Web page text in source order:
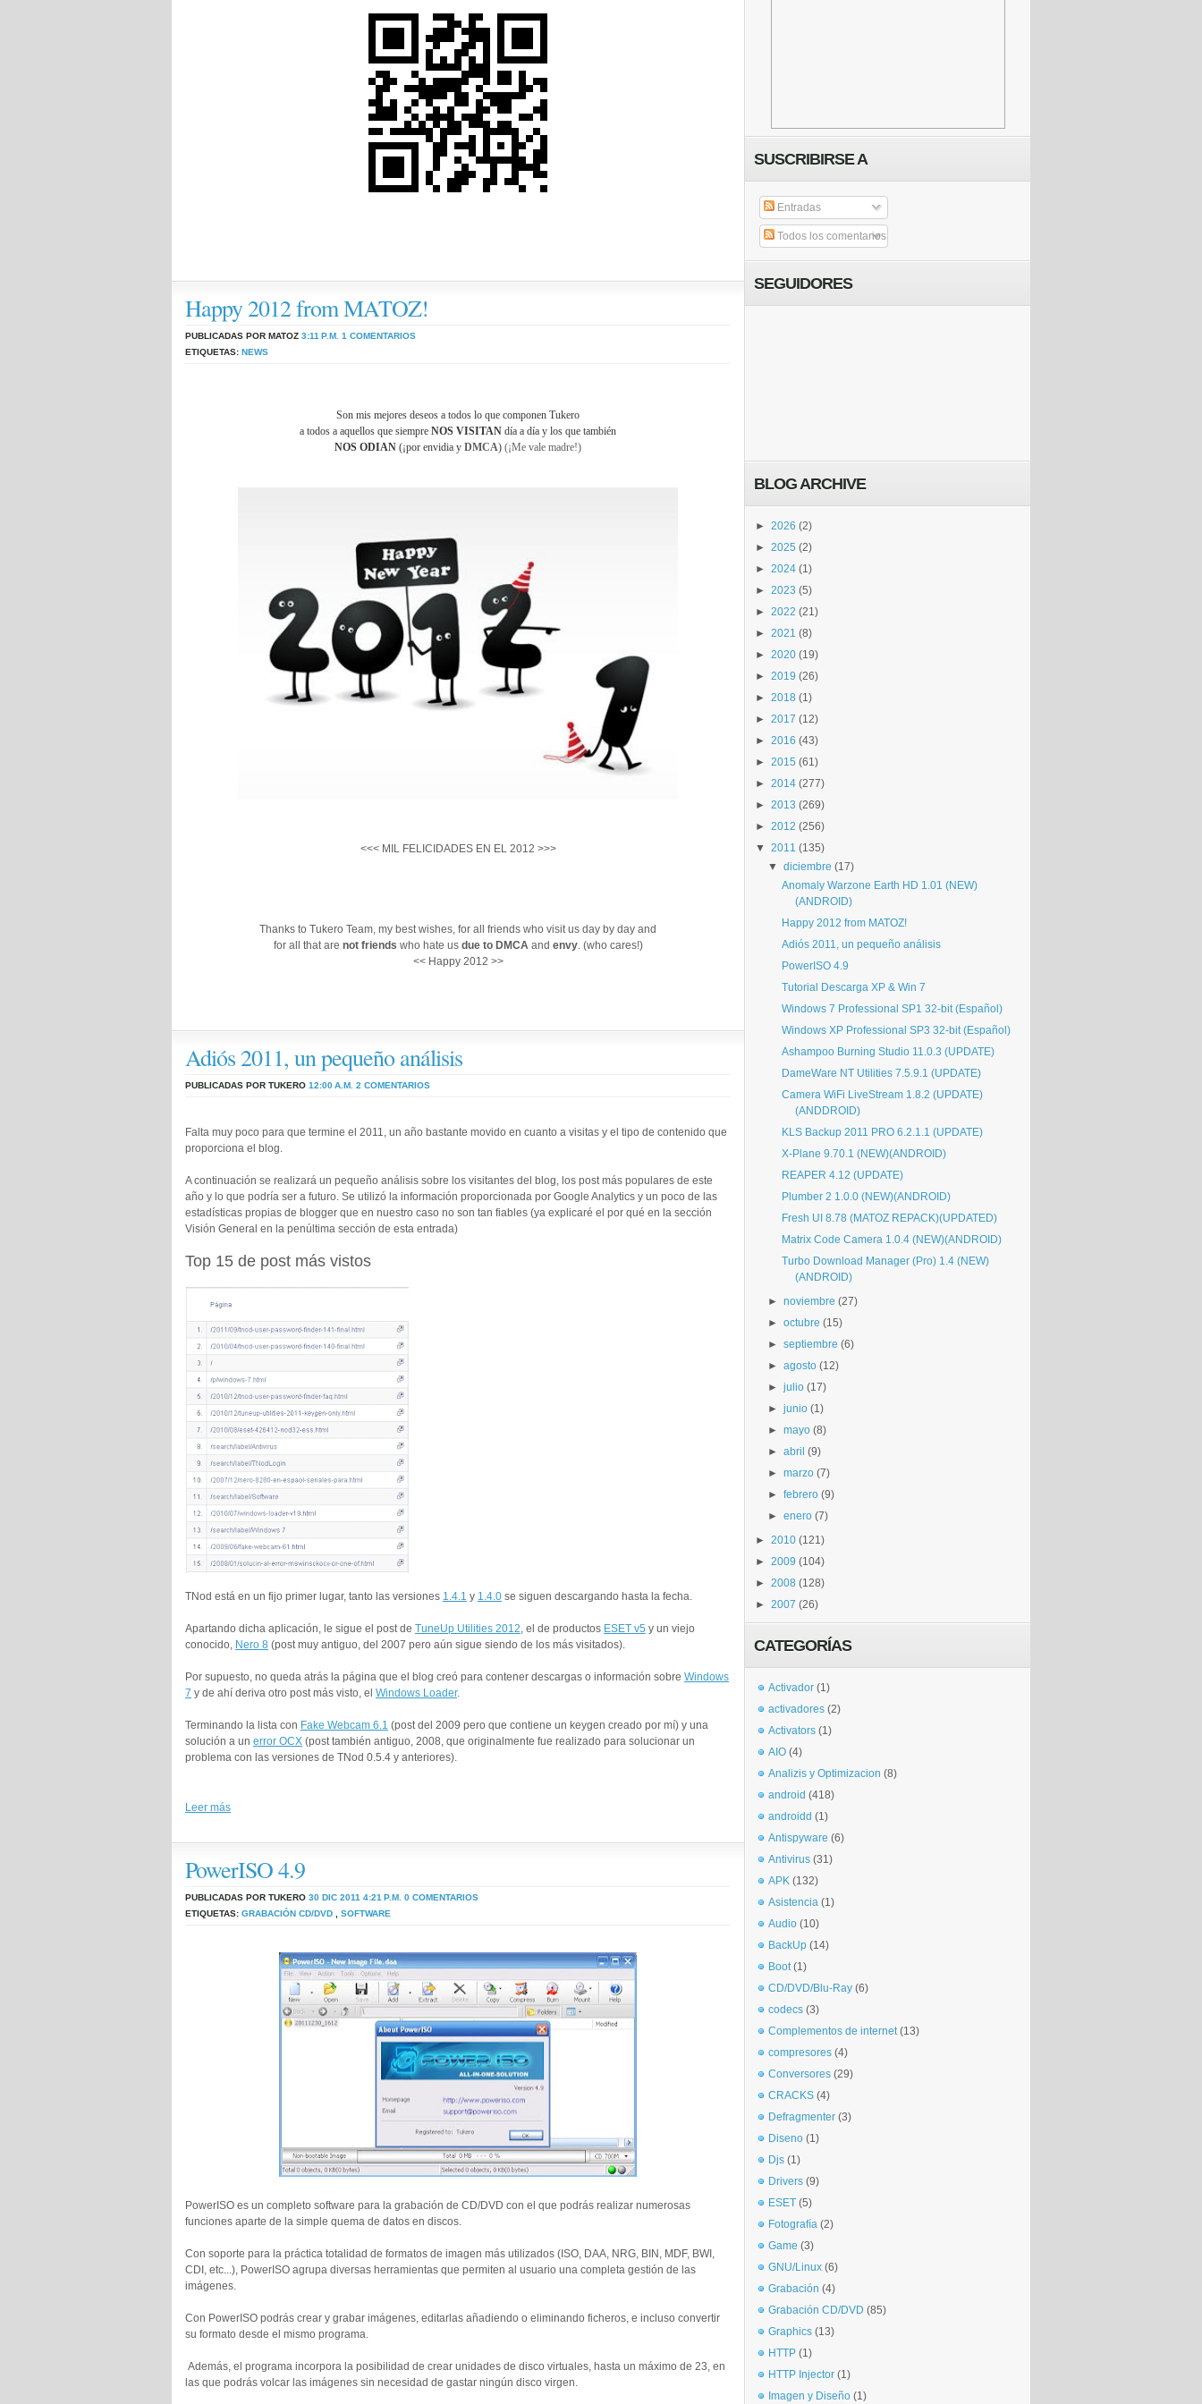
Happy 2012 from MATOZ!
PUBLICADAS POR MATOZ 3:11 P.M. 1 COMENTARIOS
ETIQUETAS: NEWS
Son mis mejores deseos a todos lo que componen Tukero
a todos a aquellos que siempre NOS VISITAN día a día y los que también
NOS ODIAN (¡por envidia y DMCA) (¡Me vale madre!)
<<< MIL FELICIDADES EN EL 2012 >>>
Thanks to Tukero Team, my best wishes, for all friends who visit us day by day and
for all that are not friends who hate us due to DMCA and envy. (who cares!)
<< Happy 2012 >>
Adiós 2011, un pequeño análisis
PUBLICADAS POR TUKERO 12:00 A.M. 2 COMENTARIOS
Falta muy poco para que termine el 2011, un año bastante movido en cuanto a visitas y el tipo de contenido que
proporciona el blog.
A continuación se realizará un pequeño análisis sobre los visitantes del blog, los post más populares de este
año y lo que podría ser a futuro. Se utilizó la información proporcionada por Google Analytics y un poco de las
estadísticas propias de blogger que en nuestro caso no son tan fiables (ya explicaré el por qué en la sección
Visión General en la penúltima sección de esta entrada)
Top 15 de post más vistos
TNod está en un fijo primer lugar, tanto las versiones 1.4.1 y 1.4.0 se siguen descargando hasta la fecha.
Apartando dicha aplicación, le sigue el post de TuneUp Utilities 2012, el de productos ESET v5 y un viejo
conocido, Nero 8 (post muy antiguo, del 2007 pero aún sigue siendo de los más visitados).
Por supuesto, no queda atrás la página que el blog creó para contener descargas o información sobre Windows
7 y de ahí deriva otro post más visto, el Windows Loader.
Terminando la lista con Fake Webcam 6.1 (post del 2009 pero que contiene un keygen creado por mí) y una
solución a un error OCX (post también antiguo, 2008, que originalmente fue realizado para solucionar un
problema con las versiones de TNod 0.5.4 y anteriores).
Leer más
PowerISO 4.9
PUBLICADAS POR TUKERO 30 DIC 2011 4:21 P.M. 0 COMENTARIOS
ETIQUETAS: GRABACIÓN CD/DVD SOFTWARE
PowerISO es un completo software para la grabación de CD/DVD con el que podrás realizar numerosas
funciones aparte de la simple quema de datos en discos.
Con soporte para la práctica totalidad de formatos de imagen más utilizados (ISO, DAA, NRG, BIN, MDF, BWI,
CDI, etc...), PowerISO agrupa diversas herramientas que permiten al usuario una completa gestión de las
imágenes.
Con PowerISO podrás crear y grabar imágenes, editarlas añadiendo o eliminando ficheros, e incluso convertir
su formato desde el mismo programa.
Además, el programa incorpora la posibilidad de crear unidades de disco virtuales, hasta un máximo de 23, en
las que podrás volcar las imágenes sin necesidad de gastar ningún disco virgen.
SUSCRIBIRSE A
Entradas
Todos los comentarios
SEGUIDORES
BLOG ARCHIVE
► 2026 (2)
► 2025 (2)
► 2024 (1)
► 2023 (5)
► 2022 (21)
► 2021 (8)
► 2020 (19)
► 2019 (26)
► 2018 (1)
► 2017 (12)
► 2016 (43)
► 2015 (61)
► 2014 (277)
► 2013 (269)
► 2012 (256)
▼ 2011 (135)
▼diciembre (17)
Anomaly Warzone Earth HD 1.01 (NEW)
(ANDROID)
Happy 2012 from MATOZ!
Adiós 2011, un pequeño análisis
PowerISO 4.9
Tutorial Descarga XP & Win 7
Windows 7 Professional SP1 32-bit (Español)
Windows XP Professional SP3 32-bit (Español)
Ashampoo Burning Studio 11.0.3 (UPDATE)
DameWare NT Utilities 7.5.9.1 (UPDATE)
Camera WiFi LiveStream 1.8.2 (UPDATE)
(ANDDROID)
KLS Backup 2011 PRO 6.2.1.1 (UPDATE)
X-Plane 9.70.1 (NEW)(ANDROID)
REAPER 4.12 (UPDATE)
Plumber 2 1.0.0 (NEW)(ANDROID)
Fresh UI 8.78 (MATOZ REPACK)(UPDATED)
Matrix Code Camera 1.0.4 (NEW)(ANDROID)
Turbo Download Manager (Pro) 1.4 (NEW)
(ANDROID)
►noviembre (27)
►octubre (15)
►septiembre (6)
►agosto (12)
►julio (17)
►junio (1)
►mayo (8)
►abril (9)
►marzo (7)
►febrero (9)
►enero (7)
► 2010 (121)
► 2009 (104)
► 2008 (128)
► 2007 (26)
CATEGORÍAS
Activador (1)
activadores (2)
Activators (1)
AIO (4)
Analizis y Optimizacion (8)
android (418)
androidd (1)
Antispyware (6)
Antivirus (31)
APK (132)
Asistencia (1)
Audio (10)
BackUp (14)
Boot (1)
CD/DVD/Blu-Ray (6)
codecs (3)
Complementos de internet (13)
compresores (4)
Conversores (29)
CRACKS (4)
Defragmenter (3)
Diseno (1)
Djs (1)
Drivers (9)
ESET (5)
Fotografía (2)
Game (3)
GNU/Linux (6)
Grabación (4)
Grabación CD/DVD (85)
Graphics (13)
HTTP (1)
HTTP Injector (1)
Imagen y Diseño (1)